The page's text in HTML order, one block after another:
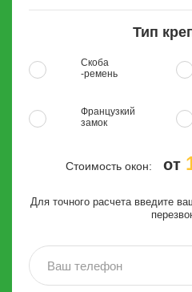
Тип
Скоба
-ремень
Французкий
замок
Стоимость окон: от
Для точного расчета введите